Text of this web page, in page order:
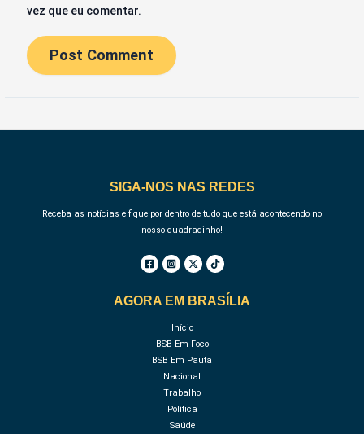
vez que eu comentar.
SIGA-NOS NAS REDES
Receba as notícias e fique por dentro de tudo que está acontecendo no
nosso quadradinho!
AGORA EM BRASÍLIA
Início
BSB Em Foco
BSB Em Pauta
Nacional
Trabalho
Política
Saúde